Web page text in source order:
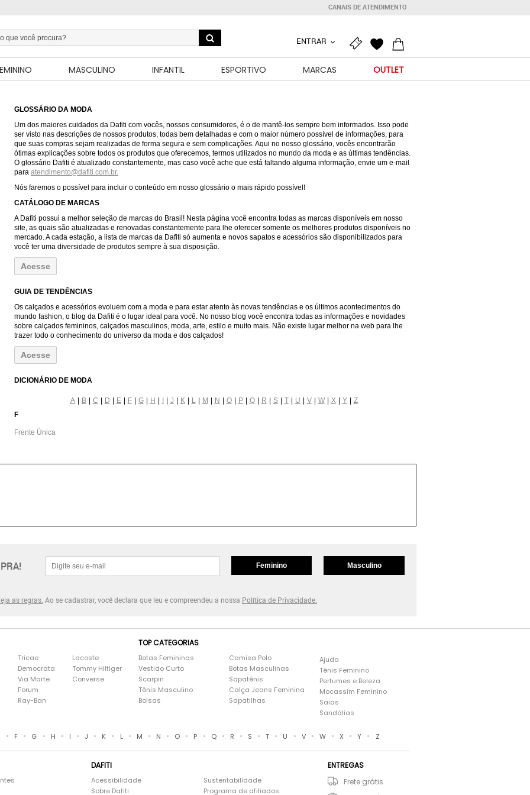
CANAIS DE ATENDIMENTO
ENTRAR
MASCULINO INFANTIL ESPORTIVO MARCAS OUTLET
GLOSSÁRIO DA MODA
Um dos maiores cuidados da Dafiti com vocês, nossos consumidores, é o de mantê-los sempre bem informados. Isso pode
ser visto nas descrições de nossos produtos, todas bem detalhadas e com o maior número possível de informações, para
que suas compras sejam realizadas de forma segura e sem complicações. Aqui no nosso glossário, vocês encontrarão
ótimas explicações sobre todos os produtos que oferecemos, termos utilizados no mundo da moda e as últimas tendências.
O glossário Dafiti é atualizado constantemente, mas caso você ache que está faltando alguma informação, envie um e-mail
para atendimento@dafiti.com.br.
Nós faremos o possível para incluir o conteúdo em nosso glossário o mais rápido possível!
CATÁLOGO DE MARCAS
A Dafiti possui a melhor seleção de marcas do Brasil! Nesta página você encontra todas as marcas disponíveis em nosso
site, as quais são atualizadas e renovadas constantemente para lhe oferecer somente os melhores produtos disponíveis no
mercado. A cada estação, a lista de marcas da Dafiti só aumenta e novos sapatos e acessórios são disponibilizados para
você ter uma diversidade de produtos sempre à sua disposição.
Acesse
GUIA DE TENDÊNCIAS
Os calçados e acessórios evoluem com a moda e para estar atento às novas tendências e os últimos acontecimentos do
mundo fashion, o blog da Dafiti é o lugar ideal para você. No nosso blog você encontra todas as informações e novidades
sobre calçados femininos, calçados masculinos, moda, arte, estilo e muito mais. Não existe lugar melhor na web para lhe
trazer todo o conhecimento do universo da moda e dos calçados!
Acesse
DICIONÁRIO DE MODA
A B C D E F G H J K L M N O P Q R S T U V W X Y
Z
F
Frente Única
Feminino Masculino
as regras. Ao se cadastrar, você declara que leu e compreendeu a nossa Política de Privacidade.
Tricae
Democrata
Via Marte
Forum
Ray-Ban
Lacoste
Tommy Hilfiger
Converse
TOP CATEGORIAS
Botas Femininas
Vestido Curto
Scarpin
Tênis Masculino
Bolsas
Camisa Polo
Botas Masculinas
Sapatênis
Calça Jeans Feminina
Sapatilhas
Ajuda
Tênis Feminino
Perfumes e Beleza
Mocassim Feminino
Saias
Sandálias
• F • G • H • I • J • K • L • M • N • O • P • Q • R • S • T • U • V • W • X • Y • Z
DAFITI
Acessibilidade
Sobre Dafiti
Sustentabilidade
Programa de afiliados
ENTREGAS
Frete grátis